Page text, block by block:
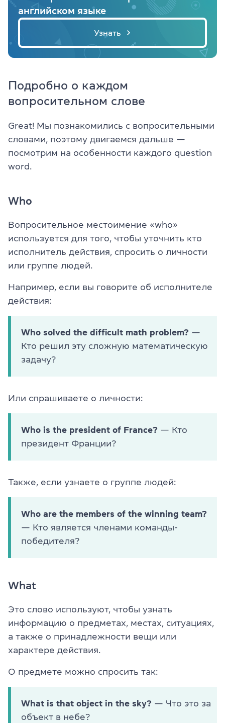
английском языке
Узнать
Подробно о каждом
вопросительном слове
Great! Мы познакомились с вопросительными
словами, поэтому двигаемся дальше —
посмотрим на особенности каждого question
word.
Who
Вопросительное местоимение «who»
используется для того, чтобы уточнить кто
исполнитель действия, спросить о личности
или группе людей.
Например, если вы говорите об исполнителе
действия:
Who solved the difficult math problem? —
Кто решил эту сложную математическую
задачу?
Или спрашиваете о личности:
Who is the president of France? — Кто
президент Франции?
Также, если узнаете о группе людей:
Who are the members of the winning team?
— Кто является членами команды-
победителя?
What
Это слово используют, чтобы узнать
информацию о предметах, местах, ситуациях,
а также о принадлежности вещи или
характере действия.
О предмете можно спросить так:
What is that object in the sky? — Что это за
объект в небе?